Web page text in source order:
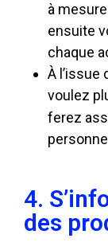
à
ensuite
chaque
À l’issue
voulez
ferez
4.
des